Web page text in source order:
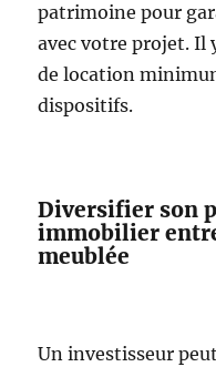
patrimoine pour
avec votre projet. Il
de location
dispositifs.
Diversifier son
immobilier
meublée
Un investisseur